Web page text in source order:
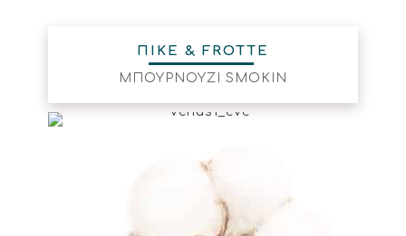
ΠΙΚΕ & FROTTE
ΜΠΟΥΡΝΟΥΖΙ SMOKIN